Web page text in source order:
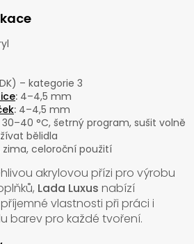
– kategorie 3
: 4–4,5 mm
: 4–4,5 mm
°C, šetrný program, sušit volně
bělidla
zima, celoroční použití
akrylovou přízi pro výrobu
Lada Luxus nabízí
vlastnosti při práci i
barev pro každé tvoření.